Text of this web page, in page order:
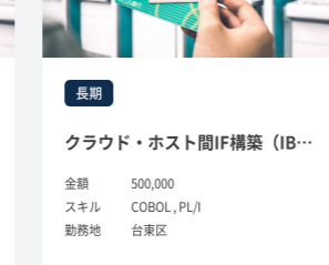
クラウド・ホスト間IF構築（IBM-COBOL, PL/1）
500,000
COBOL , PL/I
台東区